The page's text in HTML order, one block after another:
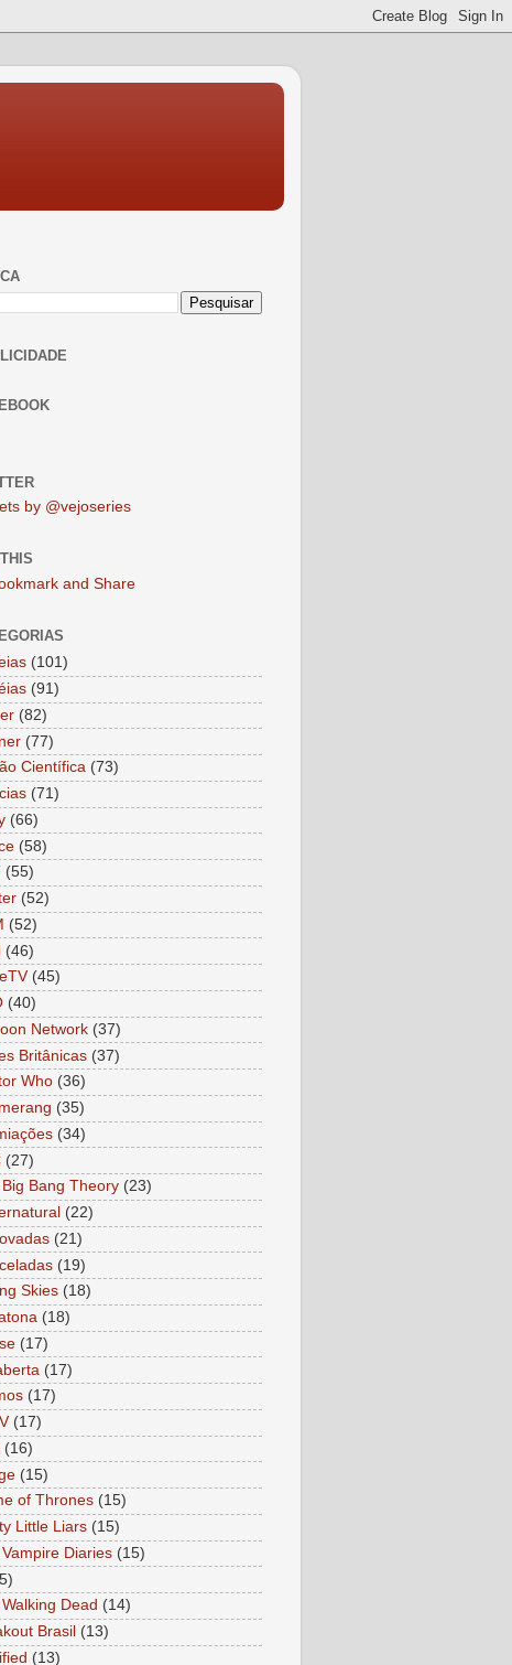
by @vejoseries
(101)
(91)
(82)
(77)
Científica (73)
(71)
(66)
(58)
(55)
(52)
(52)
(46)
(45)
(40)
Network (37)
Britânicas (37)
Who (36)
(35)
(34)
(27)
Bang Theory (23)
(22)
(21)
(19)
Skies (18)
(18)
(17)
(17)
(17)
(17)
(16)
(15)
of Thrones (15)
Little Liars (15)
Diaries (15)
Dead (14)
Brasil (13)
(13)